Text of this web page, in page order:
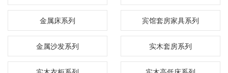
金属床系列 宾馆套房家具系列
金属沙发系列 实木套房系列